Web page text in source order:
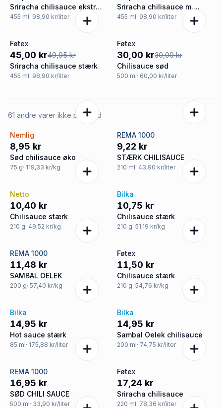
Sriracha chilisauce ekstra
stærk
455 ml· 98,90 kr/liter
Sriracha chilisauce m.
ekstra hvidløg stærk
455 ml· 98,90 kr/liter
-10%
Føtex
45,00 kr49,95 kr
Sriracha chilisauce stærk
455 ml· 98,90 kr/liter
Tilbud
Føtex
30,00 kr30,00 kr
Chilisauce sød
500 ml· 60,00 kr/liter
61 andre varer ikke på tilbud
Nemlig
8,95 kr
Sød chilisauce øko
75 g· 119,33 kr/kg
REMA 1000
9,22 kr
STÆRK CHILISAUCE
210 ml· 43,90 kr/liter
Netto
10,40 kr
Chilisauce stærk
210 g· 49,52 kr/kg
Bilka
10,75 kr
Chilisauce stærk
210 g· 51,19 kr/kg
REMA 1000
11,48 kr
SAMBAL OELEK
200 g· 57,40 kr/kg
Føtex
11,50 kr
Chilisauce stærk
210 g· 54,76 kr/kg
Bilka
14,95 kr
Hot sauce stærk
85 ml· 175,88 kr/liter
Bilka
14,95 kr
Sambal Oelek chilisauce
200 ml· 74,75 kr/liter
REMA 1000
16,95 kr
SØD CHILI SAUCE
500 ml· 33,90 kr/liter
Føtex
17,24 kr
Sriracha chilisauce
220 ml· 78,36 kr/liter